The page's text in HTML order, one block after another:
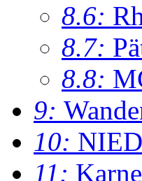
8.6:
8.7:
8.8:
9:
10:
11: